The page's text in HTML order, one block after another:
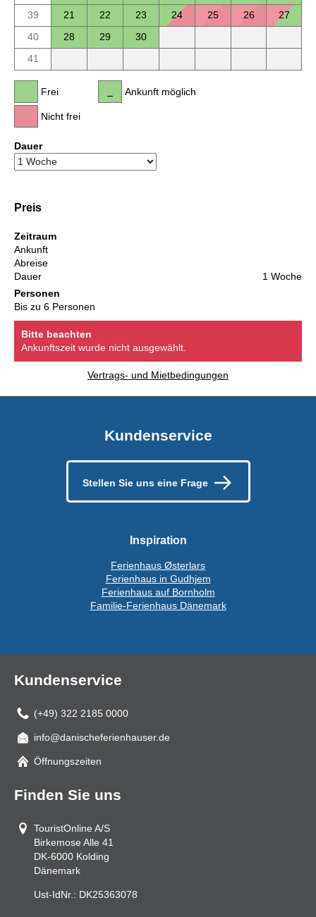
39
21 22 23 24 25 26
27
40
28 29
30
41
Frei
Nicht frei
Ankunft möglich
Dauer
Preis
Zeitraum
Ankunft
Abreise
Dauer
1 Woche
Personen
Bis zu 6 Personen
Bitte beachten
Ankunftszeit wurde nicht ausgewählt.
Vertrags- und Mietbedingungen
Kundenservice
Stellen Sie uns eine Frage
Inspiration
Ferienhaus Østerlars
Ferienhaus in Gudhjem
Ferienhaus auf Bornholm
Familie-Ferienhaus Dänemark
Kundenservice
(+49) 322 2185 0000
Mail
info@danischeferienhauser.de
Öffnungszeiten
Finden Sie uns
TouristOnline A/S
Birkemose Alle 41
DK-6000 Kolding
Dänemark
Ust-IdNr.: DK25363078